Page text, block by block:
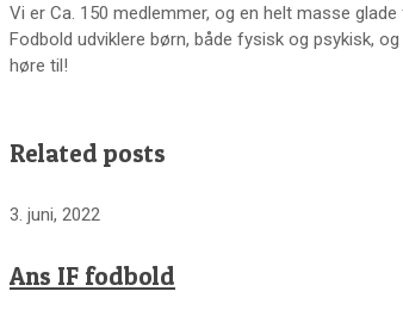
Vi er Ca. 150 medlemmer, og en helt masse
Fodbold udviklere børn, både fysisk og psykisk,
høre til!
Related posts
3. juni, 2022
Ans IF fodbold